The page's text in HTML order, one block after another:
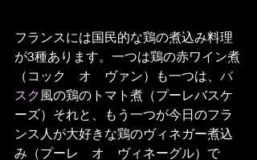
フランスには国民的な鶏の煮込み料理
が3種あります。一つは鶏の赤ワイン煮
（コック　オ　ヴァン）も一つは、 バ
スク 風の鶏のトマト煮（プーレバスケ
ーズ）それと、もう一つが今日のフラ
ンス人が大好きな鶏のヴィネガー煮込
み（プーレ　オ　ヴィネーグル）で